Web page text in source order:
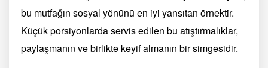
bu mutfağın sosyal yönünü en iyi yansıtan örnektir.
Küçük porsiyonlarda servis edilen bu atıştırmalıklar,
paylaşmanın ve birlikte keyif almanın bir simgesidir.